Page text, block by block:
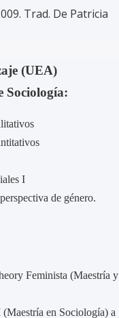
Trad. De Patricia
(UEA)
Sociología:
I
de género.
Feminista (Maestría y
en Sociología) a